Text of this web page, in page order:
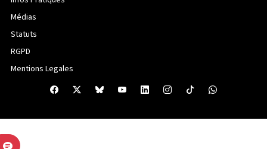
Médias
Statuts
RGPD
Mentions Legales